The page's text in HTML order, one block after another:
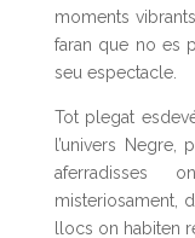
moments
faran que no es
seu espectacle.
Tot plegat
l’univers
aferradisses
misteriosament,
llocs on habiten